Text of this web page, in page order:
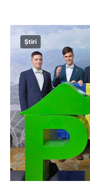
Știri